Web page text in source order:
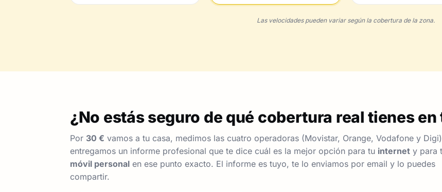
Las velocidades pueden variar según la cobertura de la zona.
¿No estás seguro de qué cobertura real tienes
Por 30 € vamos a tu casa, medimos las cuatro operadoras (Movistar, Orange, Vodafone y
entregamos un informe profesional que te dice cuál es la mejor opción para tu internet y para
móvil personal en ese punto exacto. El informe es tuyo, te lo enviamos por email y lo puedes
compartir.